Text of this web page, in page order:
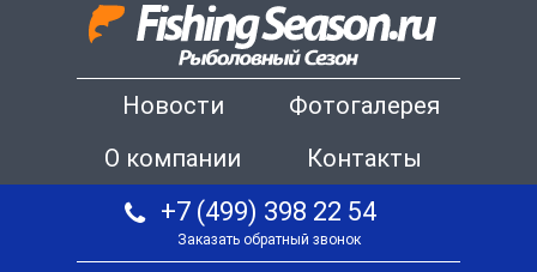
Новости
Фотогалерея
О компании
Контакты
+7 (499) 398 22 54
Заказать обратный звонок